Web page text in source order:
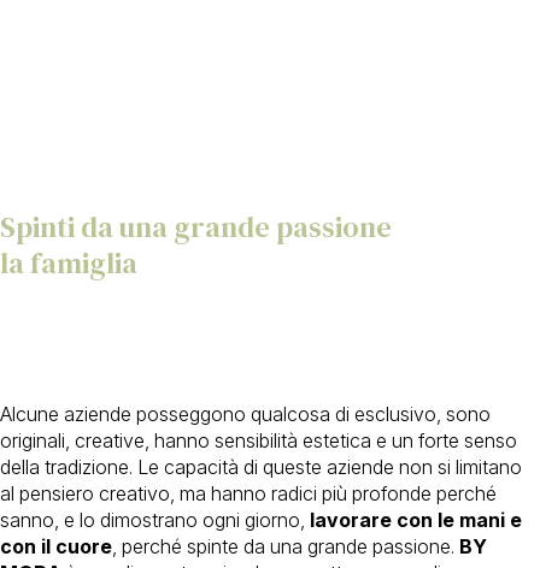
Spinti da una grande passione
la famiglia
Alcune aziende posseggono qualcosa di esclusivo, sono
originali, creative, hanno sensibilità estetica e un forte senso
della tradizione. Le capacità di queste aziende non si limitano
al pensiero creativo, ma hanno radici più profonde perché
sanno, e lo dimostrano ogni giorno, lavorare con le mani e
con il cuore, perché spinte da una grande passione. BY